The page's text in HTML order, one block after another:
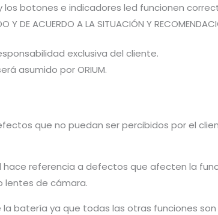
e indicadores led funcionen
Y DE ACUERDO A LA SITUACIÓN Y
exclusiva del cliente.
asumido por ORIUM.
que no puedan ser percibidos por el
referencia a defectos que afecten la
lentes de cámara.
batería ya que todas las otras funciones